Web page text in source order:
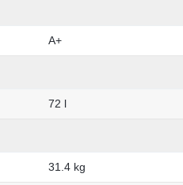
A+
72 l
31.4 kg